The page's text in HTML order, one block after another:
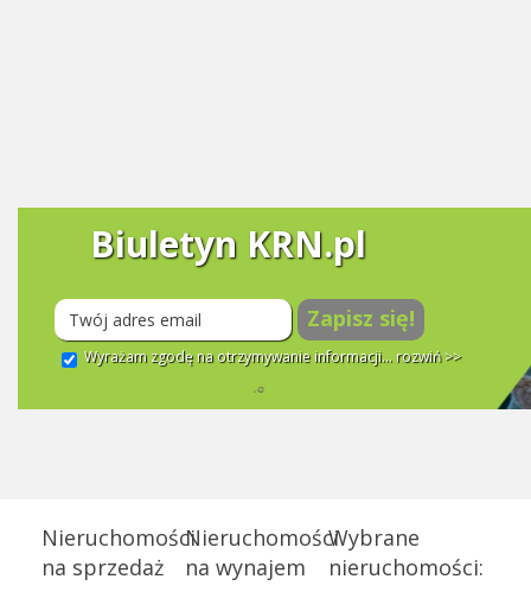
Biuletyn KRN.pl
Zapisz się!
Wyrażam zgodę na otrzymywanie informacji... rozwiń >>
Nieruchomości
na sprzedaż
Nieruchomości
na wynajem
Wybrane
nieruchomości: